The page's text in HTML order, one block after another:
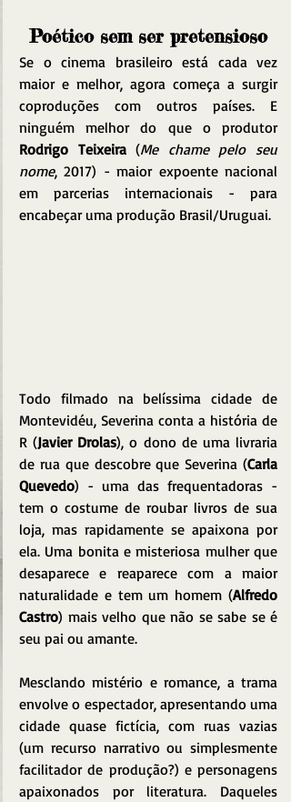
Poético sem ser pretensioso
Se o cinema brasileiro está cada vez
maior e melhor, agora começa a surgir
coproduções com outros países. E
ninguém melhor do que o produtor
Rodrigo Teixeira (Me chame pelo seu
nome, 2017) - maior expoente nacional
em parcerias internacionais - para
encabeçar uma produção Brasil/Uruguai.
Todo filmado na belíssima cidade de
Montevidéu, Severina conta a história de
R (Javier Drolas), o dono de uma livraria
de rua que descobre que Severina (Carla
Quevedo) - uma das frequentadoras -
tem o costume de roubar livros de sua
loja, mas rapidamente se apaixona por
ela. Uma bonita e misteriosa mulher que
desaparece e reaparece com a maior
naturalidade e tem um homem (Alfredo
Castro) mais velho que não se sabe se é
seu pai ou amante.
Mesclando mistério e romance, a trama
envolve o espectador, apresentando uma
cidade quase fictícia, com ruas vazias
(um recurso narrativo ou simplesmente
facilitador de produção?) e personagens
apaixonados por literatura. Daqueles